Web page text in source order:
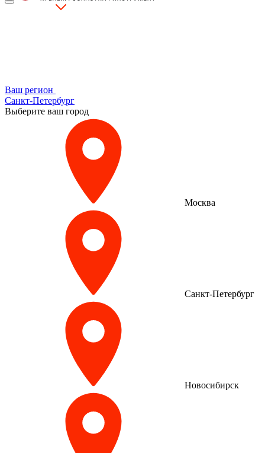
Ваш регион
Санкт-Петербург
Выберите ваш город
Москва
Санкт-Петербург
Новосибирск